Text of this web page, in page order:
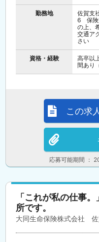
勤務地
佐賀支
6 保険
の上、
交通ア
さい
資格・経験
高卒以
間あり
応募可能期間 ：
この求
「これが私の仕事
所です。
大同生命保険株式会社